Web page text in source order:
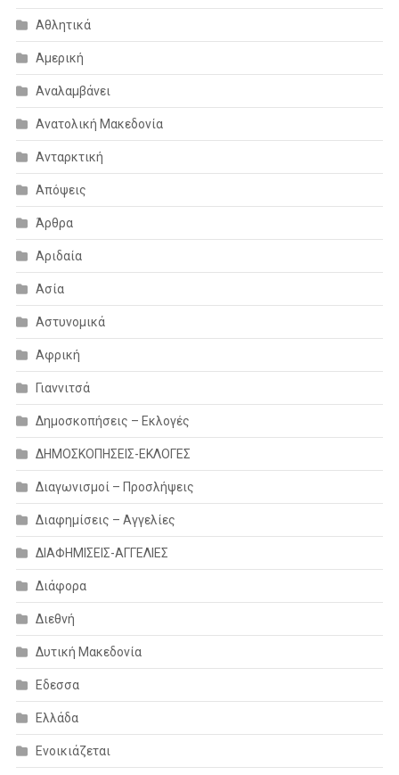
Αθλητικά
Αμερική
Αναλαμβάνει
Ανατολική Μακεδονία
Ανταρκτική
Απόψεις
Άρθρα
Αριδαία
Ασία
Αστυνομικά
Αφρική
Γιαννιτσά
Δημοσκοπήσεις – Εκλογές
ΔΗΜΟΣΚΟΠΗΣΕΙΣ-ΕΚΛΟΓΕΣ
Διαγωνισμοί – Προσλήψεις
Διαφημίσεις – Αγγελίες
ΔΙΑΦΗΜΙΣΕΙΣ-ΑΓΓΕΛΙΕΣ
Διάφορα
Διεθνή
Δυτική Μακεδονία
Εδεσσα
Ελλάδα
Ενοικιάζεται